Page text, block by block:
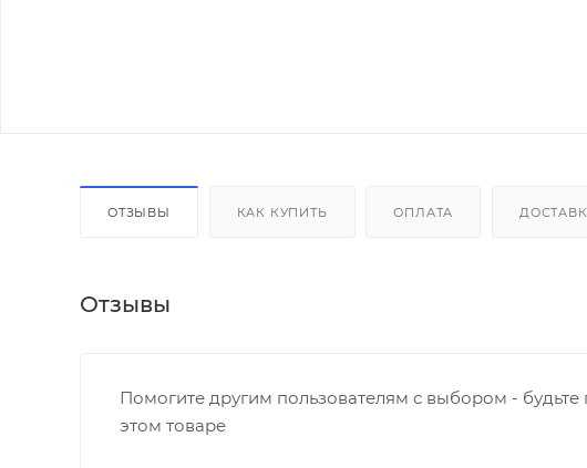
ОТЗЫВЫ КАК КУПИТЬ ОПЛАТА
Отзывы
Помогите другим пользователям с выбором -
этом товаре